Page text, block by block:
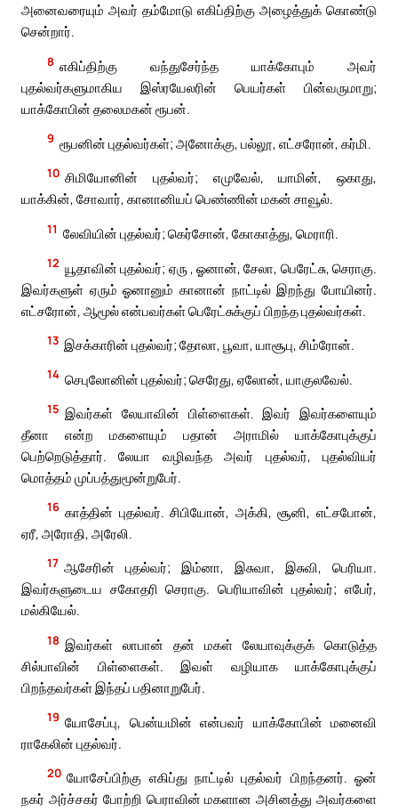
அனைவரையும் அவர் தம்மோடு எகிப்திற்கு அழைத்துக் கொண்டு
சென்றார்.
8 எகிப்திற்கு வந்துசேர்ந்த யாக்கோபும் அவர்
புதல்வர்களுமாகிய இஸ்ரயேலரின் பெயர்கள் பின்வருமாறு;
யாக்கோபின் தலைமகன் ரூபன்.
9 ரூபனின் புதல்வர்கள்; அனோக்கு, பல்லூ, எட்சரோன், கர்மி.
10 சிமியோனின் புதல்வர்; எமுவேல், யாமின், ஒகாது,
யாக்கின், சோவார், கானானியப் பெண்ணின் மகன் சாவூல்.
11 லேவியின் புதல்வர்; கெர்சோன், கோகாத்து, மெராரி.
12 யூதாவின் புதல்வர்; ஏரு , ஓனான், சேலா, பெரேட்சு, செராகு.
இவர்களுள் ஏரும் ஓனானும் கானான் நாட்டில் இறந்து போயினர்.
எட்சரோன், ஆமூல் என்பவர்கள் பெரேட்சுக்குப் பிறந்த புதல்வர்கள்.
13 இசக்காரின் புதல்வர்; தோலா, பூவா, யாசூபு, சிம்ரோன்.
14 செபுலோனின் புதல்வர்; செரேது, ஏலோன், யாகுலவேல்.
15 இவர்கள் லேயாவின் பிள்ளைகள். இவர் இவர்களையும்
தீனா என்ற மகளையும் பதான் அராமில் யாக்கோபுக்குப்
பெற்றெடுத்தார். லேயா வழிவந்த அவர் புதல்வர், புதல்வியர்
மொத்தம் முப்பத்துமூன்றுபேர்.
16 காத்தின் புதல்வர். சிபியோன், அக்கி, சூனி, எட்சபோன்,
ஏரீ, அரோதி, அரேலி.
17 ஆசேரின் புதல்வர்; இம்னா, இசுவா, இசுவி, பெரியா.
இவர்களுடைய சகோதரி செராகு. பெரியாவின் புதல்வர்; எபேர்,
மல்கியேல்.
18 இவர்கள் லாபான் தன் மகள் லேயாவுக்குக் கொடுத்த
சில்பாவின் பிள்ளைகள். இவள் வழியாக யாக்கோபுக்குப்
பிறந்தவர்கள் இந்தப் பதினாறுபேர்.
19 யோசேப்பு, பென்யமின் என்பவர் யாக்கோபின் மனைவி
ராகேலின் புதல்வர்.
20 யோசேப்பிற்கு எகிப்து நாட்டில் புதல்வர் பிறந்தனர். ஓன்
நகர் அர்ச்சகர் போற்றி பெராவின் மகளான அசினத்து அவர்களை